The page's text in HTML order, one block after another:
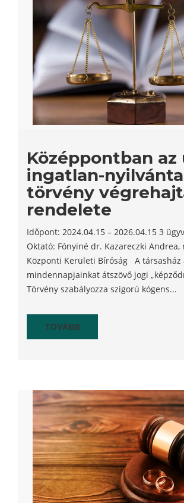
Középpontban az
ingatlan-
törvény
rendelete
Időpont: 2024.04.15 – 2026.04.15 3
Oktató: Fónyiné dr. Kazareczki Andrea,
Központi Kerületi Bíróság A társasház
mindennapjainkat átszövő jogi
Törvény szabályozza szigorú kógens...
TOVÁBB